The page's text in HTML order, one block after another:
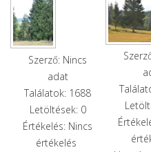
Szerző: Nincs
adat
Találatok: 1688
Letöltések: 0
Értékelés: Nincs
értékelés